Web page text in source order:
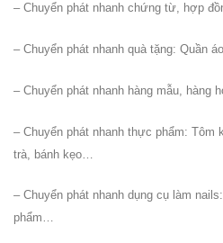
– Chuyển phát nhanh chứng từ, hợp
– Chuyển phát nhanh quà tặng: Quần
– Chuyển phát nhanh hàng mẫu, hàng
– Chuyển phát nhanh thực phẩm: Tôm
trà, bánh kẹo…
– Chuyển phát nhanh dụng cụ làm
phẩm…